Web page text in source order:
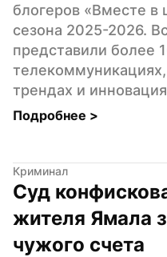
блогеров «Вместе
сезона 2025-2026.
представили более
трендах и
Подробнее >
Криминал
Суд
жителя Ямала
чужого счета